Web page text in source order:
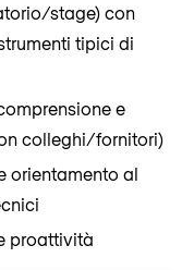
stage) con
tipici di
e
colleghi/fornitori)
orientamento al
proattività